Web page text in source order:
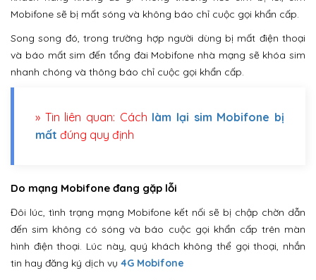
Mobifone sẽ bị mất sóng và không báo chỉ cuộc gọi khẩn cấp.
Song song đó, trong trường hợp người dùng bị mất điện thoại
và báo mất sim đến tổng đài Mobifone nhà mạng sẽ khóa sim
nhanh chóng và thông báo chỉ cuộc gọi khẩn cấp.
» Tin liên quan: Cách làm lại sim Mobifone bị
mất đúng quy định
Do mạng Mobifone đang gặp lỗi
Đôi lúc, tình trạng mạng Mobifone kết nối sẽ bị chập chờn dẫn
đến sim không có sóng và báo cuộc gọi khẩn cấp trên màn
hình điện thoại. Lúc này, quý khách không thể gọi thoại, nhắn
tin hay đăng ký dịch vụ 4G Mobifone